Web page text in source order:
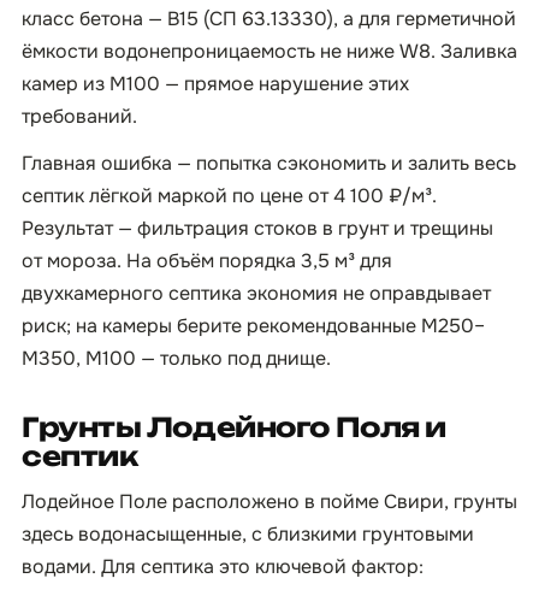
класс бетона — B15 (СП 63.13330), а для герметичной
ёмкости водонепроницаемость не ниже W8. Заливка
камер из М100 — прямое нарушение этих
требований.
Главная ошибка — попытка сэкономить и залить весь
септик лёгкой маркой по цене от 4 100 ₽/м³.
Результат — фильтрация стоков в грунт и трещины
от мороза. На объём порядка 3,5 м³ для
двухкамерного септика экономия не оправдывает
риск; на камеры берите рекомендованные М250–
М350, М100 — только под днище.
Грунты Лодейного Поля и
септик
Лодейное Поле расположено в пойме Свири, грунты
здесь водонасыщенные, с близкими грунтовыми
водами. Для септика это ключевой фактор: